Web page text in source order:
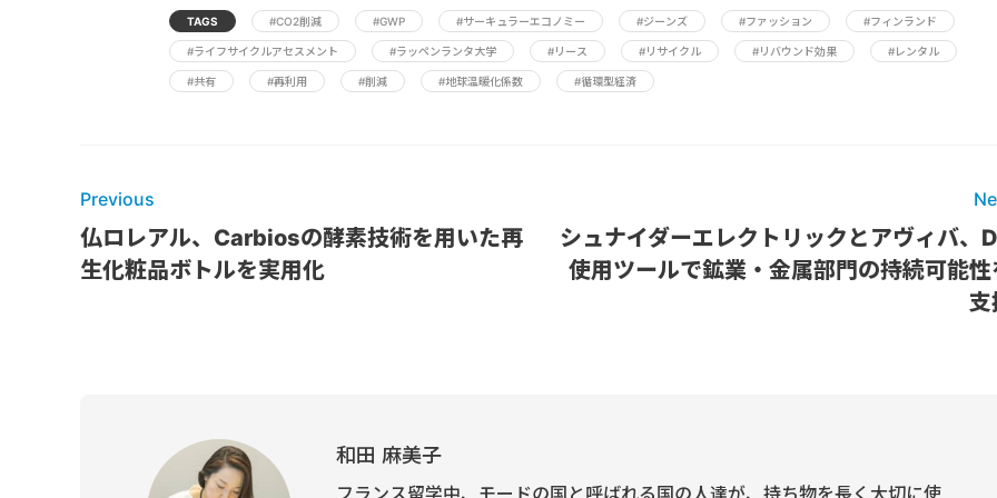
TAGS #CO2削減 #GWP #サーキュラーエコノミー #ジーンズ #ファッション #フィンランド
#ライフサイクルアセスメント #ラッペンランタ大学 #リース #リサイクル #リバウンド効果 #レンタル
#共有 #再利用 #削減 #地球温暖化係数 #循環型経済
Previous
仏ロレアル、Carbiosの酵素技術を用いた再
生化粧品ボトルを実用化
シュナイダーエレクトリックとアヴィバ、
使用ツールで鉱業・金属部門の持続可能性
支
和田 麻美子
フランス留学中、モードの国と呼ばれる国の人達が、持ち物を長く大切に使